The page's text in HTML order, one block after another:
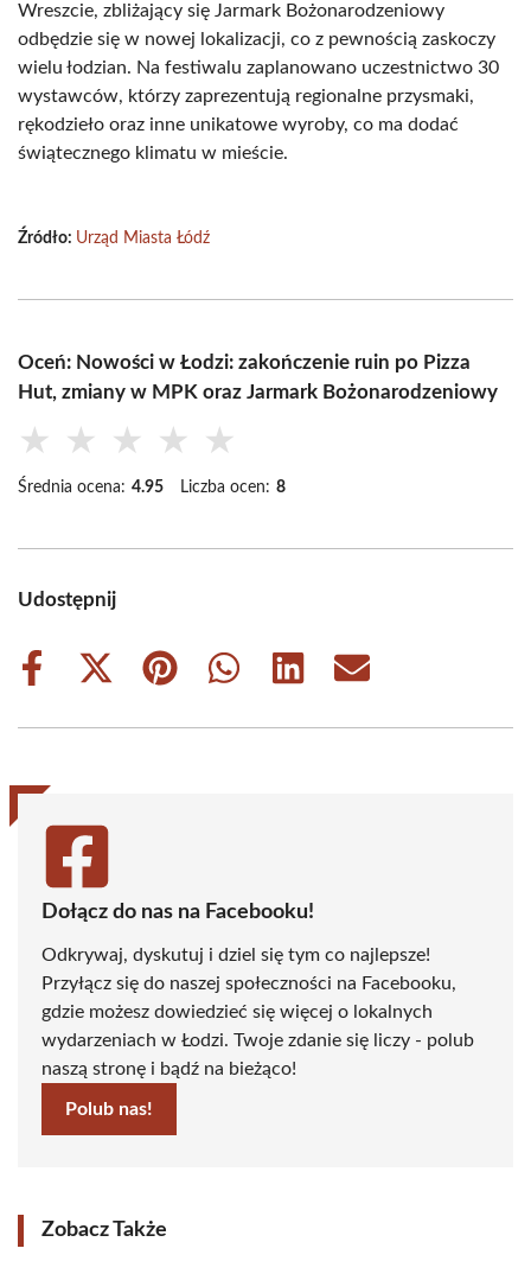
Wreszcie, zbliżający się Jarmark Bożonarodzeniowy
odbędzie się w nowej lokalizacji, co z pewnością zaskoczy
wielu łodzian. Na festiwalu zaplanowano uczestnictwo 30
wystawców, którzy zaprezentują regionalne przysmaki,
rękodzieło oraz inne unikatowe wyroby, co ma dodać
świątecznego klimatu w mieście.
Źródło: Urząd Miasta Łódź
Oceń: Nowości w Łodzi: zakończenie ruin po Pizza
Hut, zmiany w MPK oraz Jarmark Bożonarodzeniowy
★ ★ ★ ★ ★
Średnia ocena: 4.95 Liczba ocen: 8
Udostępnij
Share
Share
(Twitter)
Share
Share
Share
Share
Dołącz do nas na Facebooku!
Odkrywaj, dyskutuj i dziel się tym co najlepsze!
Przyłącz się do naszej społeczności na Facebooku,
gdzie możesz dowiedzieć się więcej o lokalnych
wydarzeniach w Łodzi. Twoje zdanie się liczy - polub
naszą stronę i bądź na bieżąco!
Polub nas!
Zobacz Także